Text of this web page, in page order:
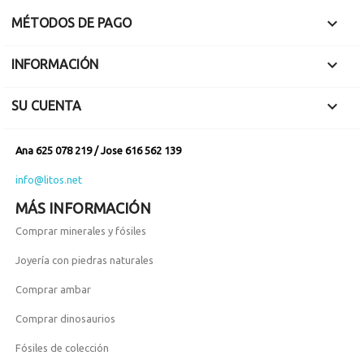
MÉTODOS DE PAGO 
INFORMACIÓN 
SU CUENTA 
Ana 625 078 219 / Jose 616 562 139
info@litos.net
MÁS INFORMACIÓN
Comprar minerales y fósiles
Joyería con piedras naturales
Comprar ambar
Comprar dinosaurios
Fósiles de colección